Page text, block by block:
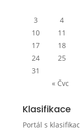
3
4
10
11
17
18
24
25
31
« Čvc
Klasifikace
Portál s